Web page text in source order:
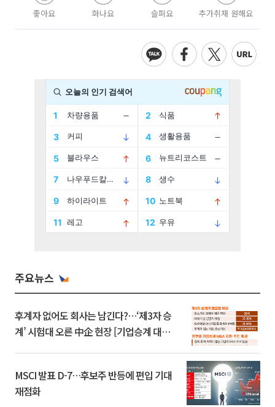
좋아요 화나요 슬퍼요 추가취재 원해요
주요뉴스
후계자 없어도 회사는 남긴다?…‘제3자 승
계’ 시험대 오른 中企 현장 [기업승계 대전
MSCI 발표 D-7…후보주 반등에 편입 기대
재점화